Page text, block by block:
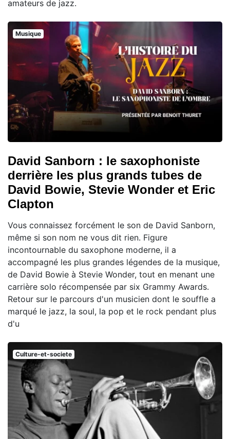
amateurs de jazz.
Musique
David Sanborn : le saxophoniste
derrière les plus grands tubes de
David Bowie, Stevie Wonder et Eric
Clapton
Vous connaissez forcément le son de David Sanborn,
même si son nom ne vous dit rien. Figure
incontournable du saxophone moderne, il a
accompagné les plus grandes légendes de la musique,
de David Bowie à Stevie Wonder, tout en menant une
carrière solo récompensée par six Grammy Awards.
Retour sur le parcours d'un musicien dont le souffle a
marqué le jazz, la soul, la pop et le rock pendant plus
d'u
Culture-et-societe